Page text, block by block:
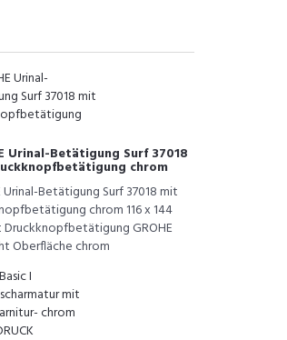
Urinal-Betätigung Surf 37018
chrom
Urinal-Betätigung Surf 37018 mit
chrom 116 x 144
Druckknopfbetätigung GROHE
Oberfläche chrom